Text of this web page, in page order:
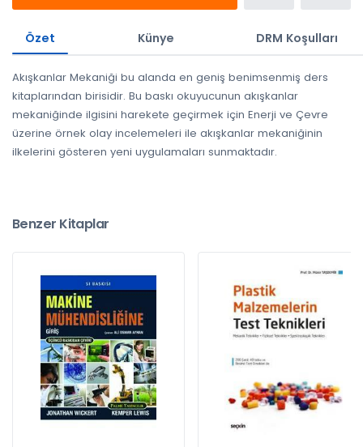
Özet Künye DRM Koşulları
Akışkanlar Mekaniği bu alanda en geniş benimsenmiş ders
kitaplarından birisidir. Bu baskı okuyucunun akışkanlar
mekaniğinde ilgisini harekete geçirmek için Enerji ve Çevre
üzerine örnek olay incelemeleri ile akışkanlar mekaniğinin
ilkelerini gösteren yeni uygulamaları sunmaktadır.
Benzer Kitaplar